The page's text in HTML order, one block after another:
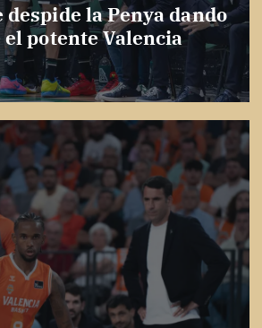
despide la Penya dando
potente Valencia